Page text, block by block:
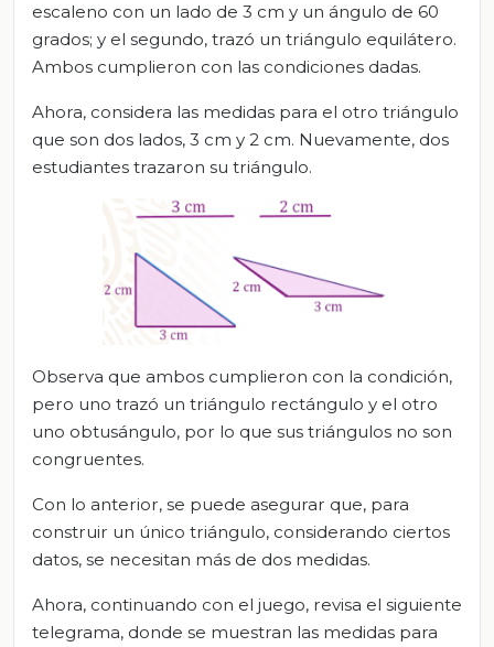
escaleno con un lado de 3 cm y un ángulo de 60
grados; y el segundo, trazó un triángulo equilátero.
Ambos cumplieron con las condiciones dadas.
Ahora, considera las medidas para el otro triángulo
que son dos lados, 3 cm y 2 cm. Nuevamente, dos
estudiantes trazaron su triángulo.
Observa que ambos cumplieron con la condición,
pero uno trazó un triángulo rectángulo y el otro
uno obtusángulo, por lo que sus triángulos no son
congruentes.
Con lo anterior, se puede asegurar que, para
construir un único triángulo, considerando ciertos
datos, se necesitan más de dos medidas.
Ahora, continuando con el juego, revisa el siguiente
telegrama, donde se muestran las medidas para